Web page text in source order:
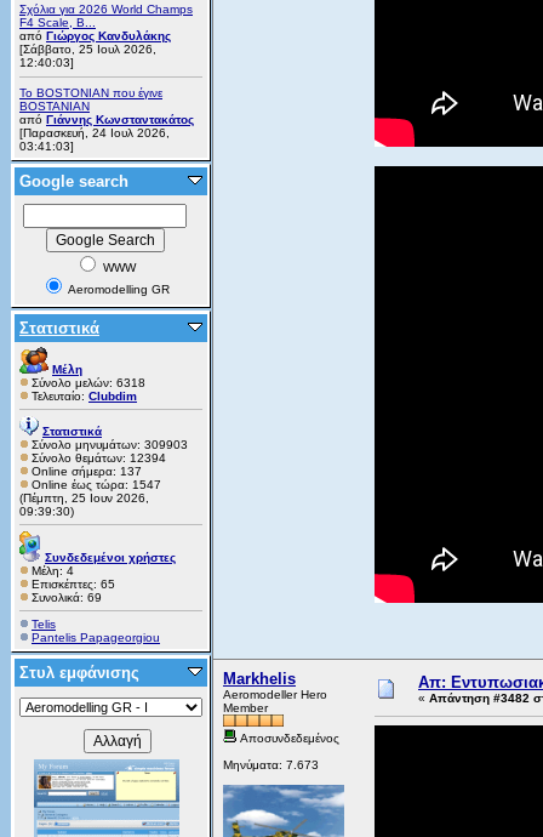
Σχόλια για 2026 World Champs
F4 Scale, B...
από Γιώργος Κανδυλάκης
[Σάββατο, 25 Ιουλ 2026,
12:40:03]
Το BOSTONIAN που έγινε
BOSTANIAN
από Γιάννης Κωνσταντακάτος
[Παρασκευή, 24 Ιουλ 2026,
03:41:03]
Google search
WWW
Aeromodelling GR
Στατιστικά
Μέλη
Σύνολο μελών: 6318
Τελευταίο: Clubdim
Στατιστικά
Σύνολο μηνυμάτων: 309903
Σύνολο θεμάτων: 12394
Online σήμερα: 137
Online έως τώρα: 1547
(Πέμπτη, 25 Ιουν 2026,
09:39:30)
Συνδεδεμένοι χρήστες
Μέλη: 4
Επισκέπτες: 65
Συνολικά: 69
Telis
Pantelis Papageorgiou
Στυλ εμφάνισης Markhelis
Aeromodeller Hero
Member
Αποσυνδεδεμένος
Μηνύματα: 7.673
Απ:
« Απάντηση #3482